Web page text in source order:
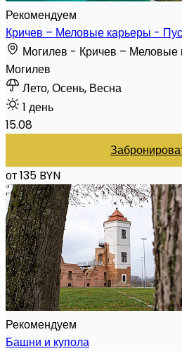
Рекомендуем
Кричев – Меловые карьеры -
Могилев - Кричев –
Могилев
Лето, Осень, Весна
1 день
15.08
от 135 BYN
Рекомендуем
Башни и купола